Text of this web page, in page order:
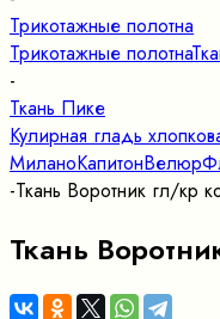
Трикотажные полотна
Трикотажные полотна
-
Ткань Пике
Кулирная гладь
МиланоКапитонВелюр
-Ткань Воротник гл/кр
Ткань